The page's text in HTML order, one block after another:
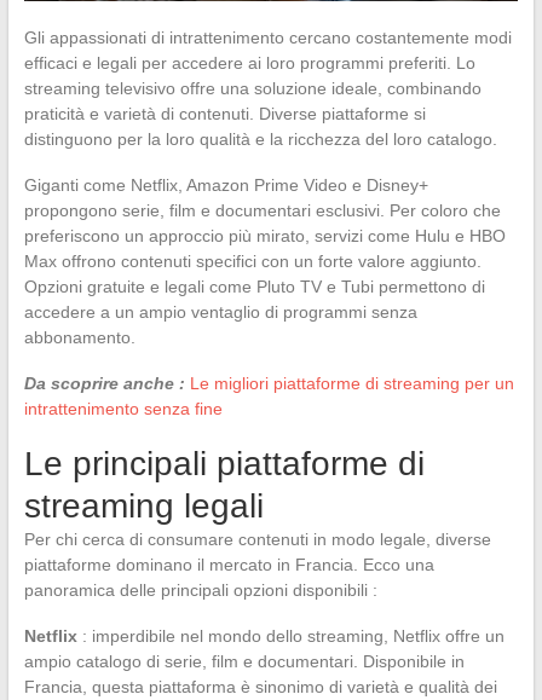
Gli appassionati di intrattenimento cercano costantemente modi
efficaci e legali per accedere ai loro programmi preferiti. Lo
streaming televisivo offre una soluzione ideale, combinando
praticità e varietà di contenuti. Diverse piattaforme si
distinguono per la loro qualità e la ricchezza del loro catalogo.
Giganti come Netflix, Amazon Prime Video e Disney+
propongono serie, film e documentari esclusivi. Per coloro che
preferiscono un approccio più mirato, servizi come Hulu e HBO
Max offrono contenuti specifici con un forte valore aggiunto.
Opzioni gratuite e legali come Pluto TV e Tubi permettono di
accedere a un ampio ventaglio di programmi senza
abbonamento.
Da scoprire anche : Le migliori piattaforme di streaming per un
intrattenimento senza fine
Le principali piattaforme di
streaming legali
Per chi cerca di consumare contenuti in modo legale, diverse
piattaforme dominano il mercato in Francia. Ecco una
panoramica delle principali opzioni disponibili :
Netflix: imperdibile nel mondo dello streaming, Netflix offre un
ampio catalogo di serie, film e documentari. Disponibile in
Francia, questa piattaforma è sinonimo di varietà e qualità dei